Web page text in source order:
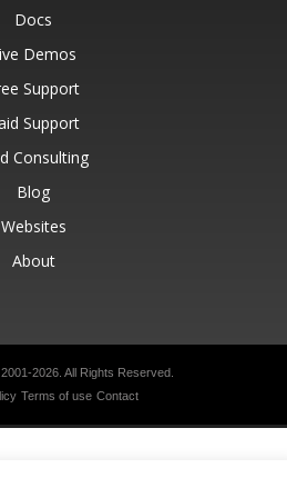
Docs
Demos
Support
Support
Consulting
Blog
Websites
About
2026. All Rights Reserved.
Terms of use Contact